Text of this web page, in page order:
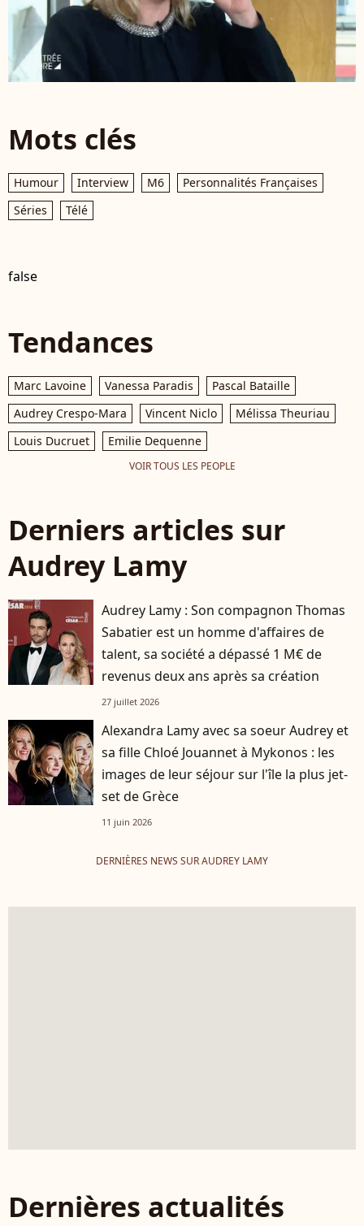
Mots clés
Humour Interview M6
Personnalités Françaises
Séries
Télé
false
Tendances
Marc Lavoine Vanessa Paradis
Pascal Bataille
Audrey Crespo-Mara
Vincent Niclo
Mélissa Theuriau
Louis Ducruet
Emilie Dequenne
VOIR TOUS LES PEOPLE
Derniers articles sur
Audrey Lamy
Audrey Lamy : Son compagnon Thomas
Sabatier est un homme d'affaires de
talent, sa société a dépassé 1 M€ de
revenus deux ans après sa création
27 juillet 2026
Alexandra Lamy avec sa soeur Audrey et
sa fille Chloé Jouannet à Mykonos : les
images de leur séjour sur l'île la plus jet-
set de Grèce
11 juin 2026
DERNIÈRES NEWS SUR AUDREY LAMY
Dernières actualités